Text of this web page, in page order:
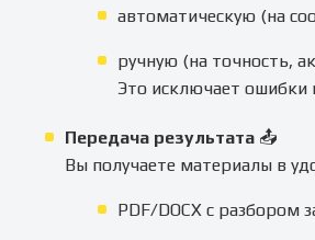
автоматическую (на
ручную (на точность,
Это исключает ошибки
Передача результата 📤
Вы получаете материалы в
PDF/DOCX с разбором